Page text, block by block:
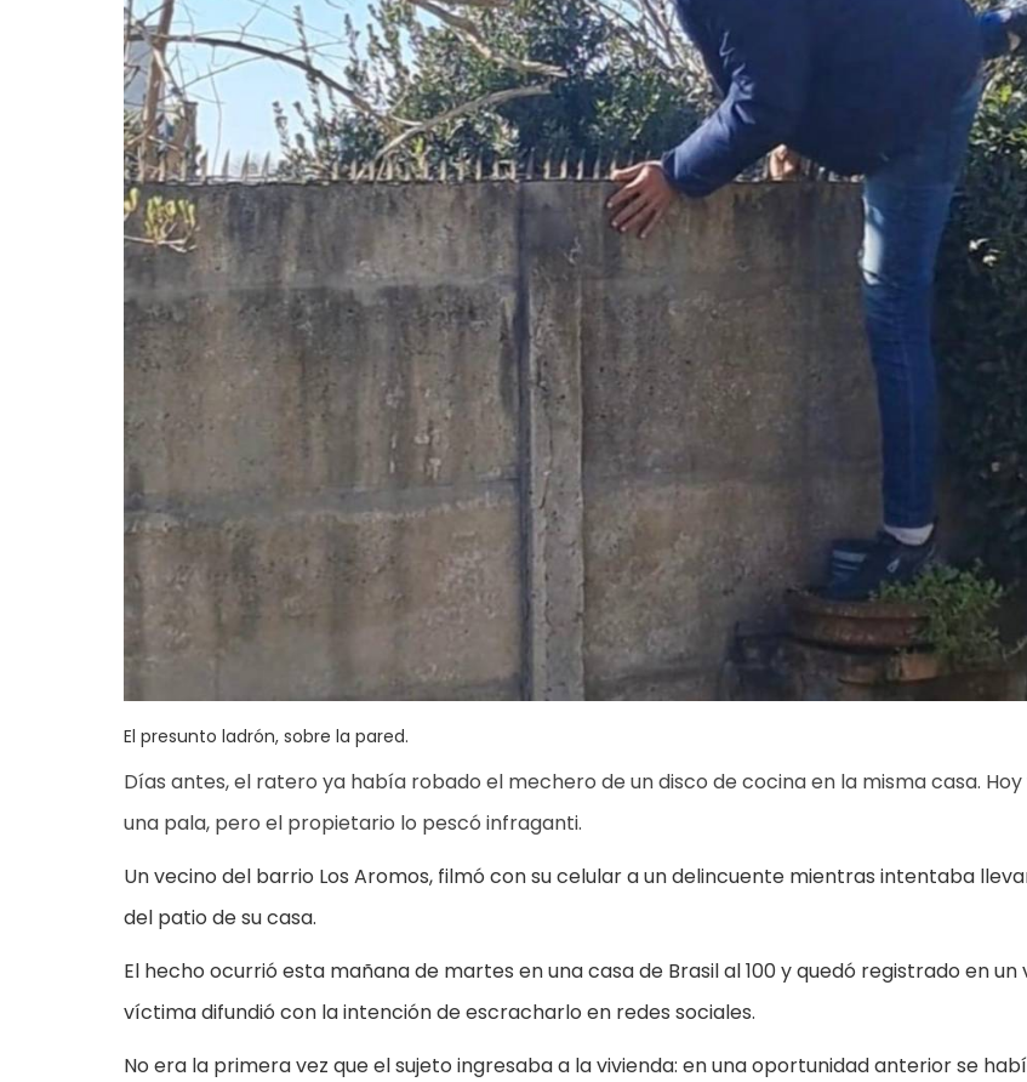
El presunto ladrón, sobre la pared.
Días antes, el ratero ya había robado el mechero de un disco de cocina en la misma casa.
una pala, pero el propietario lo pescó infraganti.
Un vecino del barrio Los Aromos, filmó con su celular a un delincuente mientras intentaba
del patio de su casa.
El hecho ocurrió esta mañana de martes en una casa de Brasil al 100 y quedó registrado en un
víctima difundió con la intención de escracharlo en redes sociales.
No era la primera vez que el sujeto ingresaba a la vivienda: en una oportunidad anterior se